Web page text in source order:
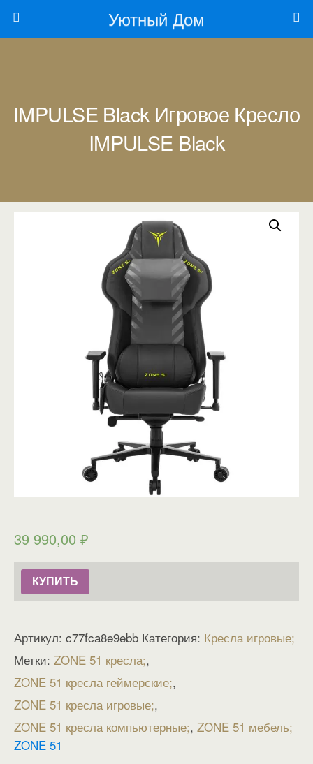
Уютный Дом
IMPULSE Black Игровое Кресло
IMPULSE Black
39 990,00 ₽
КУПИТЬ
Артикул: c77fca8e9ebb Категория: Кресла игровые
Метки: ZONE 51 кресла ,
ZONE 51 кресла геймерские ,
ZONE 51 кресла игровые ,
ZONE 51 кресла компьютерные , ZONE 51 мебель
ZONE 51